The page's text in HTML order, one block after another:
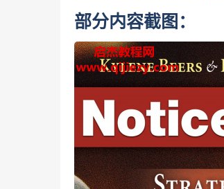
部分内容截图：